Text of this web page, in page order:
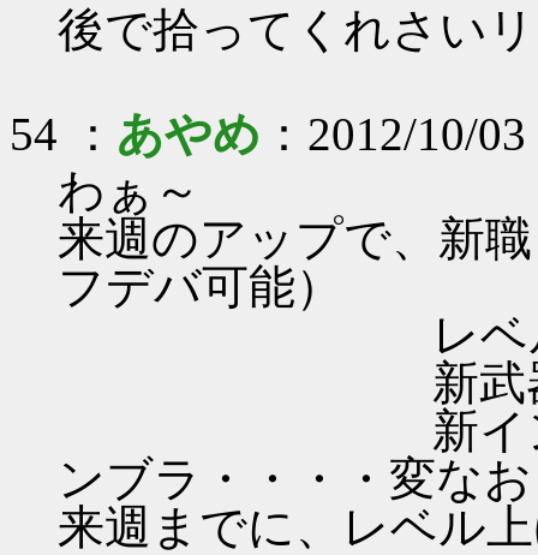
後で拾ってくれさい
54 ： あやめ ：2012/10/
わぁ～
来週のアップで、新
フデバ可能）
レベル５０開
新武器追加、
新インタラプ
ンブラ・・・・変な
来週までに、レベル